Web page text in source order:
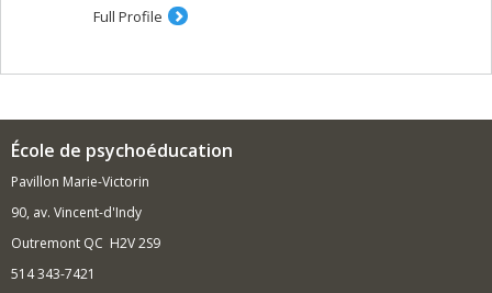
Full Profile
École de psychoéducation
Pavillon Marie-Victorin
90, av. Vincent-d'Indy
Outremont QC H2V 2S9
514 343-7421